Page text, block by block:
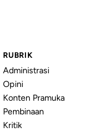
RUBRIK
Administrasi
Opini
Konten Pramuka
Pembinaan
Kritik